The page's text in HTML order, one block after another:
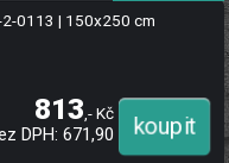
0113 | 150x250 cm
813,- Kč
DPH: 671,90